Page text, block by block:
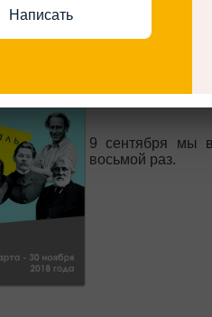
Написать
9 сентября мы
восьмой раз.